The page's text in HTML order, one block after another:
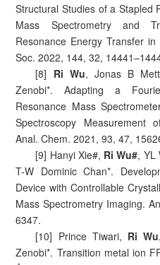
Structural Studies of a Stapled
Mass Spectrometry and
Resonance Energy Transfer
Soc. 2022, 144, 32,
[8] Ri Wu, Jonas B
Zenobi*. Adapting a
Resonance Mass
Spectroscopy Measurement
Anal. Chem. 2021, 93, 47,
[9] Hanyi Xie#, Ri Wu#, YL
T-W Dominic Chan*.
Device with Controllable
Mass Spectrometry Imaging.
6347.
[10] Prince Tiwari, Ri Wu
Zenobi*. Transition metal ion